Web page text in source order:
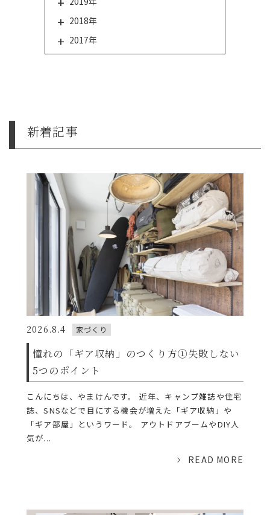
2018年
2017年
新着記事
2026.8.4 家づくり
憧れの「ギア収納」のつくり方①失敗しない
5つのポイント
こんにちは、やまけんです。 近年、キャンプ雑誌や住宅
誌、SNSなどで目にする機会が増えた「ギア収納」や
「ギア部屋」というワード。 アウトドアブームやDIY人
気が...
READ MORE